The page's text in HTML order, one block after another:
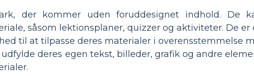
der kommer uden foruddesignet indhold. De
såsom lektionsplaner, quizzer og aktiviteter. De
til at tilpasse deres materialer i overensstemmelse
deres egen tekst, billeder, grafik og andre